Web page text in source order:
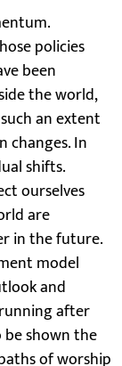
policies
been
the world,
an extent
changes. In
shifts.
ourselves
are
in the future.
model
and
after
shown the
of worship